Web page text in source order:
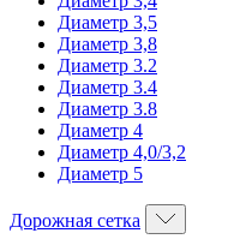
Диаметр 3,5
Диаметр 3,8
Диаметр 3.2
Диаметр 3.4
Диаметр 3.8
Диаметр 4
Диаметр 4,0/3,2
Диаметр 5
Дорожная сетка